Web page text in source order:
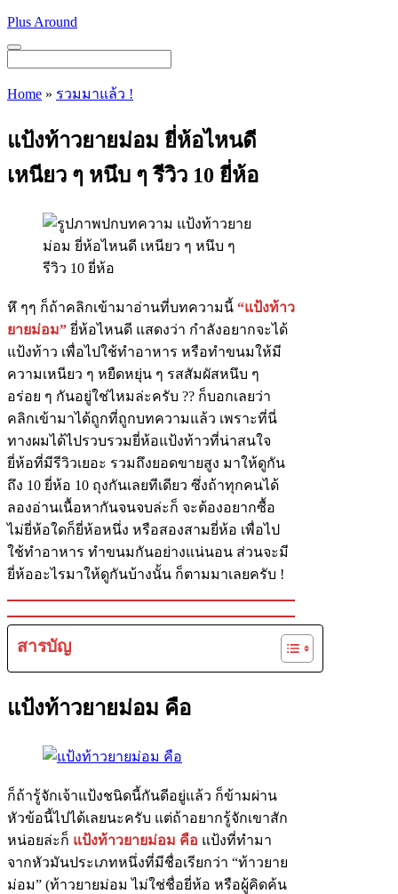
Skip
content
Plus Around
Menu
Home » รวมมาแล้ว !
แป้งท้าวยายม่อม ยี่ห้อไหนดี
เหนียว ๆ หนึบ ๆ รีวิว 10 ยี่ห้อ
หึ ๆๆ ก็ถ้าคลิกเข้ามาอ่านที่บทความนี้ “แป้งท้าว
ยายม่อม” ยี่ห้อไหนดี แสดงว่า กำลังอยากจะได้
แป้งท้าว เพื่อไปใช้ทำอาหาร หรือทำขนมให้มี
ความเหนียว ๆ หยืดหยุ่น ๆ รสสัมผัสหนึบ ๆ
อร่อย ๆ กันอยู่ใช่ไหมล่ะครับ ?? ก็บอกเลยว่า
คลิกเข้ามาได้ถูกที่ถูกบทความแล้ว เพราะที่นี่
ทางผมได้ไปรวบรวมยี่ห้อแป้งท้าวที่น่าสนใจ
ยี่ห้อที่มีรีวิวเยอะ รวมถึงยอดขายสูง มาให้ดูกัน
ถึง 10 ยี่ห้อ 10 ถุงกันเลยทีเดียว ซึ่งถ้าทุกคนได้
ลองอ่านเนื้อหากันจนจบล่ะก็ จะต้องอยากซื้อ
ไม่ยี่ห้อใดก็ยี่ห้อหนึ่ง หรือสองสามยี่ห้อ เพื่อไป
ใช้ทำอาหาร ทำขนมกันอย่างแน่นอน ส่วนจะมี
ยี่ห้ออะไรมาให้ดูกันบ้างนั้น ก็ตามมาเลยครับ !
สารบัญ
แป้งท้าวยายม่อม คือ
ก็ถ้ารู้จักเจ้าแป้งชนิดนี้กันดีอยู่แล้ว ก็ข้ามผ่าน
หัวข้อนี้ไปได้เลยนะครับ แต่ถ้าอยากรู้จักเขาสัก
หน่อยล่ะก็ แป้งท้าวยายม่อม คือ แป้งที่ทำมา
จากหัวมันประเภทหนึ่งที่มีชื่อเรียกว่า “ท้าวยาย
ม่อม” (ท้าวยายม่อม ไม่ใช่ชื่อยี่ห้อ หรือผู้คิดค้น